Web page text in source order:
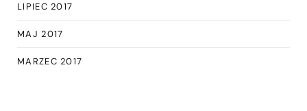
LIPIEC 2017
MAJ 2017
MARZEC 2017